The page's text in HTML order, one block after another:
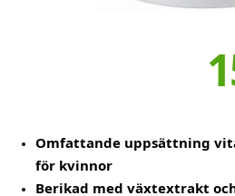
Omfattande uppsättning
för kvinnor
Berikad med växtextrakt